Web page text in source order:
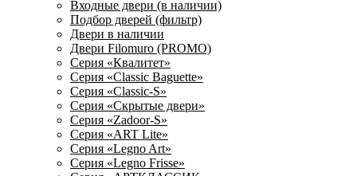
Входные двери (в наличии)
Подбор дверей (фильтр)
Двери в наличии
Двери Filomuro (PROMO)
Серия «Квалитет»
Серия «Classic Baguette»
Серия «Classic-S»
Серия «Скрытые двери»
Серия «Zadoor-S»
Серия «ART Lite»
Серия «Legno Art»
Серия «Legno Frisse»